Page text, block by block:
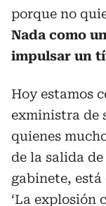
porque no
Nada como
impulsar un
Hoy estamos
exministra de
quienes
de la salida
gabinete,
‘La explosión